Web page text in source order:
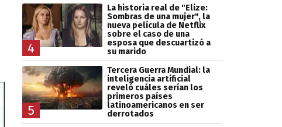
4
La historia real de "Elize:
Sombras de una mujer", la
nueva película de Netflix
sobre el caso de una
esposa que descuartizó a
su marido
5
Tercera Guerra Mundial: la
inteligencia artificial
reveló cuáles serían los
primeros países
latinoamericanos en ser
derrotados